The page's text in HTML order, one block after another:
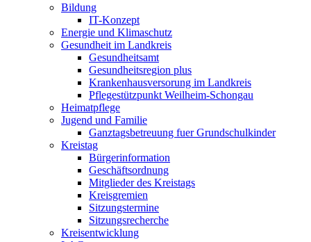
Bildung
IT-Konzept
Energie und Klimaschutz
Gesundheit im Landkreis
Gesundheitsamt
Gesundheitsregion plus
Krankenhausversorung im Landkreis
Pflegestützpunkt Weilheim-Schongau
Heimatpflege
Jugend und Familie
Ganztagsbetreuung fuer Grundschulkinder
Kreistag
Bürgerinformation
Geschäftsordnung
Mitglieder des Kreistags
Kreisgremien
Sitzungstermine
Sitzungsrecherche
Kreisentwicklung